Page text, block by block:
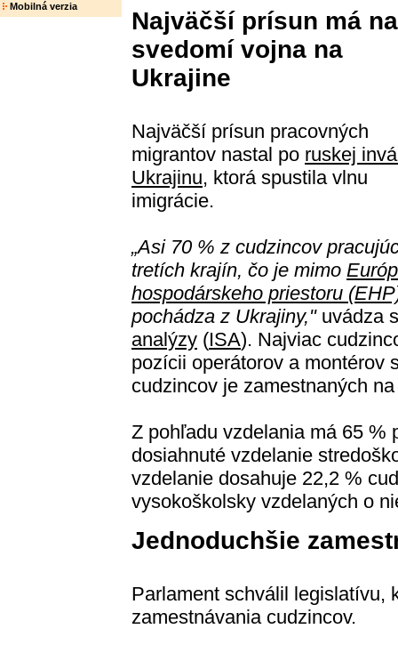
Mobilná verzia
Najväčší prísun má na
svedomí vojna na
Ukrajine
Najväčší prísun pracovných
migrantov nastal po ruskej
Ukrajinu, ktorá spustila vlnu
imigrácie.
„Asi 70 % z cudzincov
tretích krajín, čo je mimo
hospodárskeho priestoru
pochádza z Ukrajiny,"uvádza
analýzy (ISA). Najviac
pozícii operátorov a montérov
cudzincov je zamestnaných
Z pohľadu vzdelania má 65 %
dosiahnuté vzdelanie
vzdelanie dosahuje 22,2 %
vysokoškolsky vzdelaných o
Jednoduchšie
Parlament schválil legislatívu,
zamestnávania cudzincov.